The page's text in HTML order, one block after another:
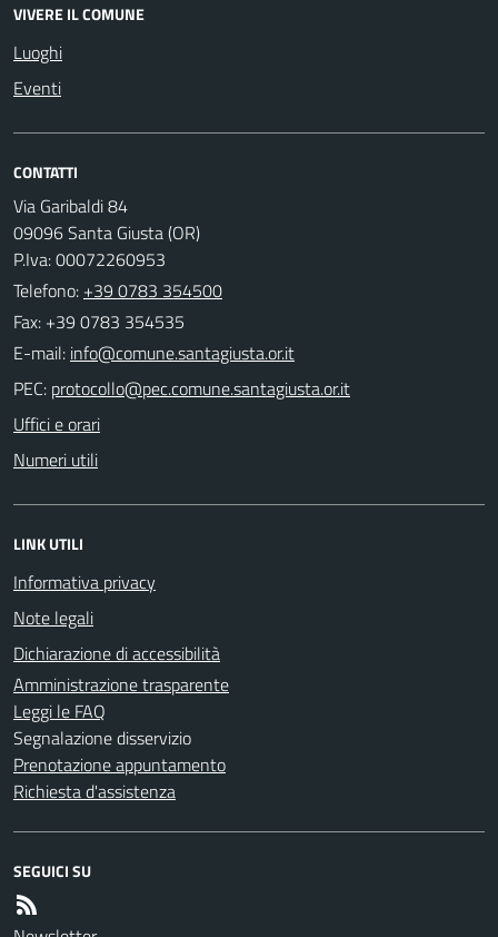
VIVERE IL COMUNE
Luoghi
Eventi
CONTATTI
Via Garibaldi 84
09096 Santa Giusta (OR)
P.Iva: 00072260953
Telefono: +39 0783 354500
Fax: +39 0783 354535
E-mail:
PEC:
Uffici e orari
Numeri utili
LINK UTILI
Informativa privacy
Note legali
Dichiarazione di accessibilità
Amministrazione trasparente
Leggi le FAQ
Segnalazione disservizio
Prenotazione appuntamento
Richiesta d'assistenza
SEGUICI SU